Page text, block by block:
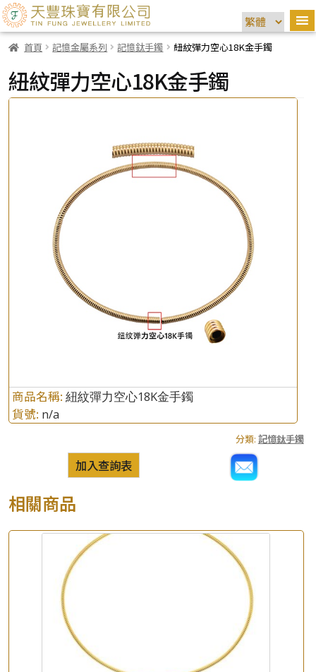
首頁 記憶金屬系列 記憶鈦手鐲 紐紋彈力空心18K金手鐲
紐紋彈力空心18K金手鐲
商品名稱: 紐紋彈力空心18K金手鐲
貨號: n/a
分類: 記憶鈦手鐲
加入查詢表
相關商品